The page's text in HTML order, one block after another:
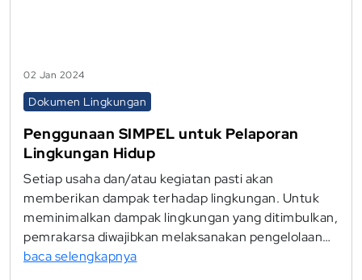
02 Jan 2024
Dokumen Lingkungan
Penggunaan SIMPEL untuk Pelaporan
Lingkungan Hidup
Setiap usaha dan/atau kegiatan pasti akan
memberikan dampak terhadap lingkungan. Untuk
meminimalkan dampak lingkungan yang ditimbulkan,
pemrakarsa diwajibkan melaksanakan pengelolaan…
baca selengkapnya